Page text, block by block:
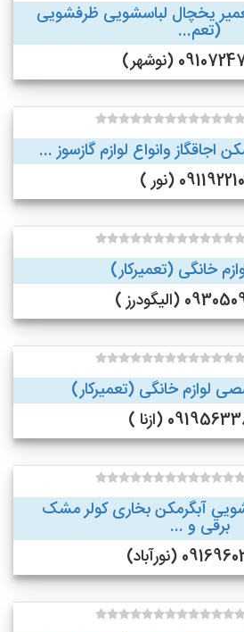
یخچال لباسشویی ظرفشویی
(تعم...
(نوشهر)
اجاقگاز وانواع لوازم گازسوز ...
(نور )
خانگی (تعمیرکار)
(الیگودرز )
لوازم خانگی (تعمیرکار)
(ازنا )
آبگرمکن بخاری کولر مشک
برقی و ...
(نورآباد)